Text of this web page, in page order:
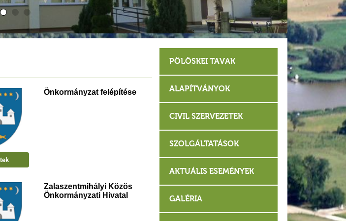
Önkormányzat felépítése
Zalaszentmihályi Közös
Önkormányzati Hivatal
PÖLÖSKEI TAVAK
ALAPÍTVÁNYOK
CIVIL SZERVEZETEK
SZOLGÁLTATÁSOK
AKTUÁLIS ESEMÉNYEK
GALÉRIA